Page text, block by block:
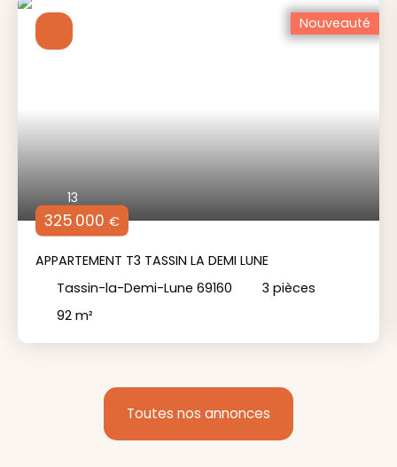
Nouveauté
13
325 000 €
APPARTEMENT T3 TASSIN LA DEMI LUNE
Tassin-la-Demi-Lune 69160
3 pièces
92 m²
Toutes nos annonces